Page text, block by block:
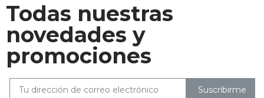
Todas nuestras
novedades y
promociones
Suscribirme